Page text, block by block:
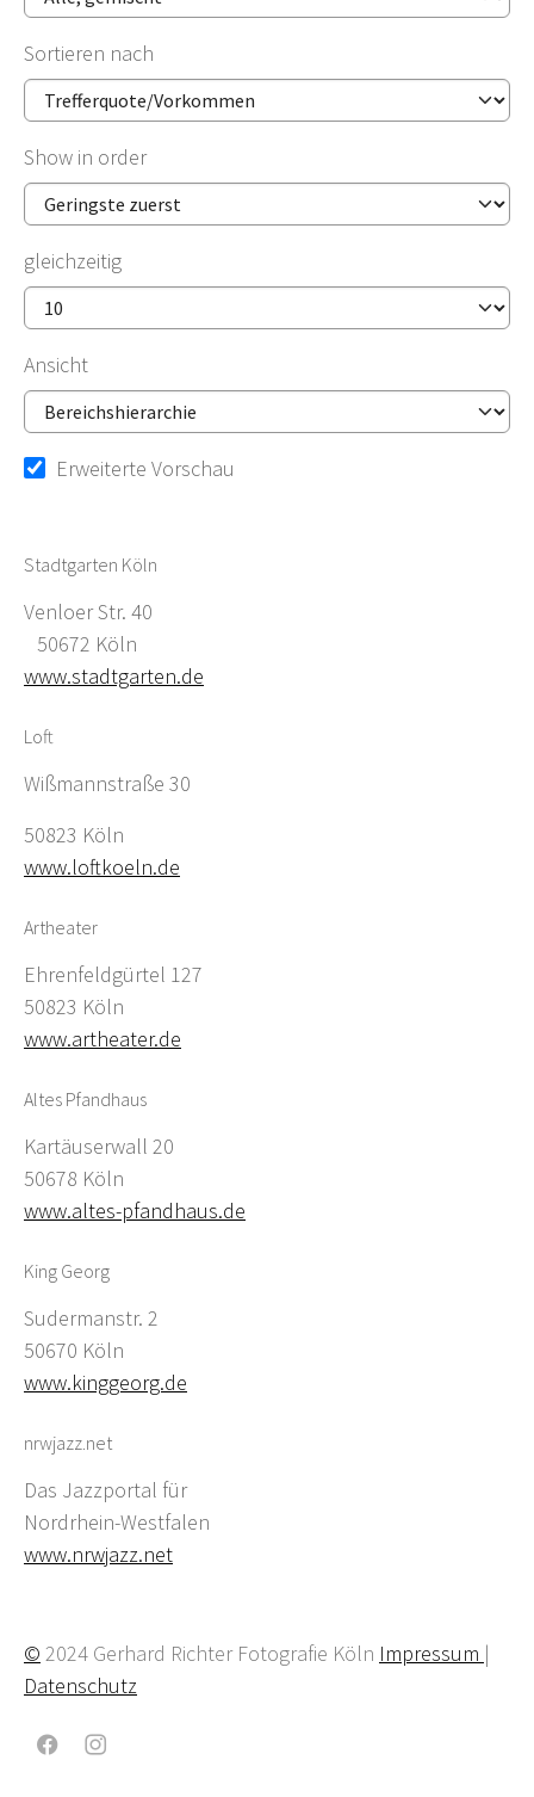
Sortieren nach
Show in order
gleichzeitig
Ansicht
Erweiterte Vorschau
Stadtgarten Köln
Venloer Str. 40
50672 Köln
www.stadtgarten.de
Loft
Wißmannstraße 30
50823 Köln
www.loftkoeln.de
Artheater
Ehrenfeldgürtel 127
50823 Köln
www.artheater.de
Altes Pfandhaus
Kartäuserwall 20
50678 Köln
www.altes-pfandhaus.de
King Georg
Sudermanstr. 2
50670 Köln
www.kinggeorg.de
nrwjazz.net
Das Jazzportal für
Nordrhein-Westfalen
www.nrwjazz.net
© 2024 Gerhard Richter Fotografie Köln Impressum |
Datenschutz
FacebookInstagram